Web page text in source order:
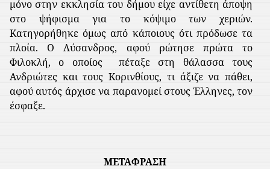
μόνο στην εκκλησία του δήμου είχε αντίθετη άποψη
στο ψήφισμα για το κόψιμο των χεριών.
Κατηγορήθηκε όμως από κάποιους ότι πρόδωσε τα
πλοία. Ο Λύσανδρος, αφού ρώτησε πρώτα το
Φιλοκλή, ο οποίος
πέταξε στη θάλασσα τους
Ανδριώτες και τους Κορινθίους, τι άξιζε να πάθει,
αφού αυτός άρχισε να παρανομεί στους Έλληνες, τον
έσφαξε.
ΜΕΤΑΦΡΑΣΗ